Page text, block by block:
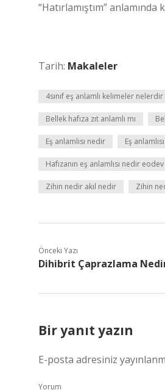
“Hatırlamıştım” anlamında
Tarih: Makaleler
4sınıf eş anlamlı kelimeler nelerdir
Bellek hafıza zıt anlamlı mı
Eş anlamlısı nedir Eş
Hafızanın eş anlamlısı nedir eodev
Zihin nedir akıl nedir Zihin
Önceki Yazı
Dihibrit Çaprazlama Nedir
Bir yanıt yazın
E-posta adresiniz
Yorum